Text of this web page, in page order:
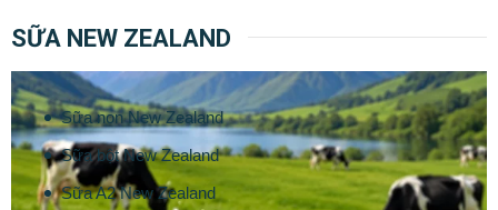
SỮA NEW ZEALAND
Sữa non New Zealand
Sữa bột New Zealand
Sữa A2 New Zealand